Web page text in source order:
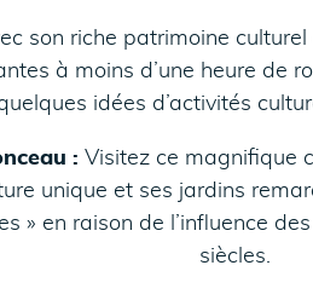
son riche patrimoine
à moins d’une heure de
idées d’activités
: Visitez ce magnifique
unique et ses jardins
» en raison de l’influence
siècles.